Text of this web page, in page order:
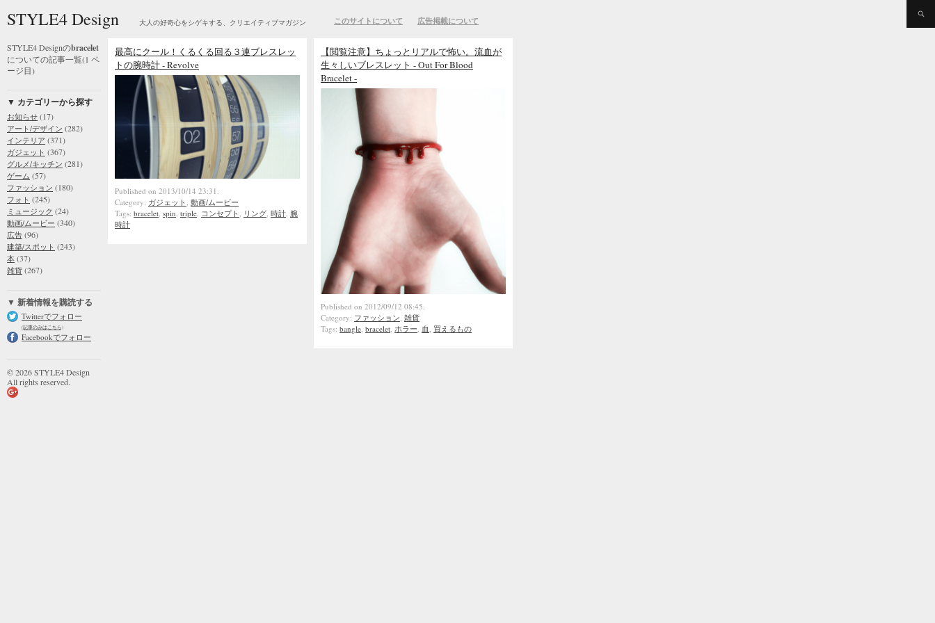
STYLE4 Design 大人の好奇心をシゲキする、クリエイティブマガジン このサイトについて 広告掲載について
STYLE4 Designのbracelet
についての記事一覧(1 ペ
ージ目)
▼ カテゴリーから探す
お知らせ (17)
アート/デザイン (282)
インテリア (371)
ガジェット (367)
グルメ/キッチン (281)
ゲーム (57)
ファッション (180)
フォト (245)
ミュージック (24)
動画/ムービー (340)
広告 (96)
建築/スポット (243)
本 (37)
雑貨 (267)
▼ 新着情報を購読する
Twitterでフォロー
(記事のみはこちら)
Facebookでフォロー
© 2026 STYLE4 Design
All rights reserved.
最高にクール！くるくる回る３連ブレスレッ
トの腕時計 - Revolve
Published on 2013/10/14 23:31.
Category: ガジェット, 動画/ムービー
Tags: bracelet, spin, triple, コンセプト, リング, 時計, 腕
時計
【閲覧注意】ちょっとリアルで怖い。流血が
生々しいブレスレット - Out For Blood
Bracelet -
Published on 2012/09/12 08:45.
Category: ファッション 雑貨
Tags: bangle bracelet ホラー 血 買えるもの